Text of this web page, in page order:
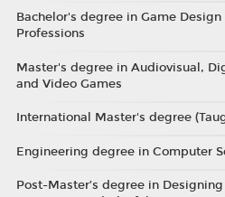
Bachelor's degree in Game
Professions
Master's degree in Audiovisual,
and Video Games
International Master's degree
Engineering degree in Computer
Post-Master’s degree in